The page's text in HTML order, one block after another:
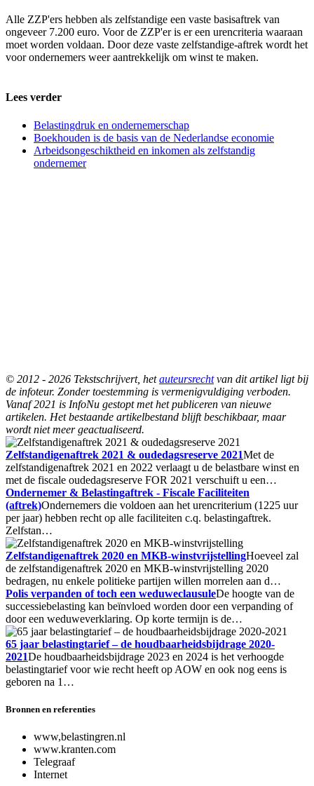
Alle ZZP'ers hebben als zelfstandige een vaste basisaftrek van
ongeveer 7.200 euro. Voor de ZZP'er is er een urencriteria waaraan
moet worden voldaan. Door deze vaste zelfstandige-aftrek wordt het
voor ondernemers weer aantrekkelijk om winst te maken.
Lees verder
Belastingdruk en ondernemerschap
Boekhouden is de basis van de Nederlandse economie
Arbeidsongeschiktheid en inkomen als zelfstandig
ondernemer
© 2012 - 2026 Tekstschrijvert, hetauteursrechtvan dit artikel ligt bij
de infoteur. Zonder toestemming is vermenigvuldiging verboden.
Vanaf 2021 is InfoNu gestopt met het publiceren van nieuwe
artikelen. Het bestaande artikelbestand blijft beschikbaar, maar
wordt niet meer geactualiseerd.
Zelfstandigenaftrek 2021 & oudedagsreserve 2021Met de
zelfstandigenaftrek 2021 en 2022 verlaagt u de belastbare winst en
met de fiscale oudedagsreserve FOR 2021 verschuift u een…
Ondernemer & Belastingaftrek - Fiscale Faciliteiten
(aftrek)Ondernemers die voldoen aan het urencriterium (1225 uur
per jaar) hebben recht op alle faciliteiten c.q. belastingaftrek.
Zelfstan…
Zelfstandigenaftrek 2020 en MKB-winstvrijstellingHoeveel zal
de zelfstandigenaftrek 2020 en MKB-winstvrijstelling 2020
bedragen, nu enkele politieke partijen willen morrelen aan d…
Polis verpanden of toch een weduweclausuleDe hoogte van de
successiebelasting kan beïnvloed worden door een verpanding of
door een weduweverklaring. Op korte termijn is de…
65 jaar belastingtarief – de houdbaarheidsbijdrage 2020-
2021De houdbaarheidsbijdrage 2023 en 2024 is het verhoogde
belastingtarief voor wie recht heeft op AOW en ook nog eens is
geboren na 1…
Bronnen en referenties
www,belastingren.nl
www.kranten.com
Telegraaf
Internet